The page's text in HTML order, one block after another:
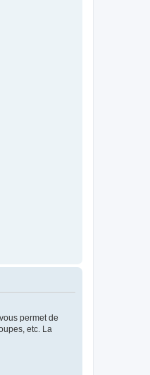
permet de
etc. La